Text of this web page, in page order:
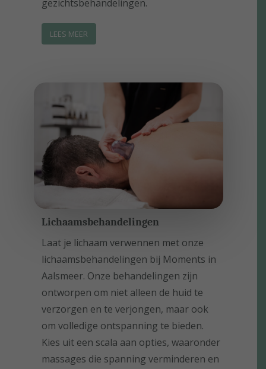
gezichtsbehandelingen.
LEES MEER
Lichaamsbehandelingen
Laat je lichaam verwennen met onze
lichaamsbehandelingen bij Moments in
Aalsmeer. Onze behandelingen zijn
ontworpen om niet alleen de huid te
verzorgen en te verjongen, maar ook
om volledige ontspanning te bieden.
Kies uit een scala aan opties, waaronder
massages die spanning verminderen en